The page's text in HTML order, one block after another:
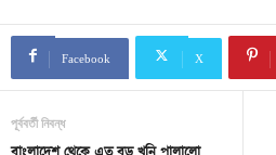
Facebook X
পূর্ববর্তী নিবন্ধ